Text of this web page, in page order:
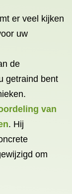
er veel kijken
uw
de
getraind bent
van
. Hij
om